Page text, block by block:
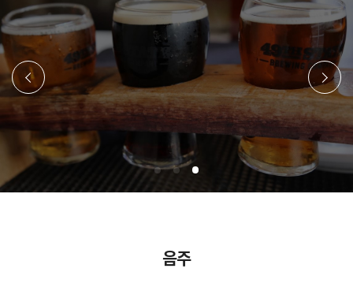
이전 다음
음주